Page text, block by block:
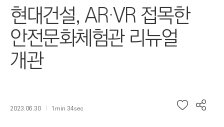
현대건설, AR·VR 접목한
안전문화체험관 리뉴얼
개관
2023.06.30 1min 34sec